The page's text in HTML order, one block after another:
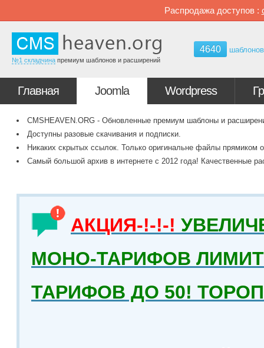
Распродажа доступов :
№1 складчина премиум шаблонов и расширений
4640 шаблонов
Главная Joomla Wordpress
CMSHEAVEN.ORG - Обновленные премиум шаблоны и
Доступны разовые скачивания и подписки.
Никаких скрытых ссылок. Только оригинальне файлы прямиком
Самый большой архив в интернете с 2012 года! Качественные
АКЦИЯ-!-!-!
МОНО-ТАРИФОВ
ТАРИФОВ ДО 50!